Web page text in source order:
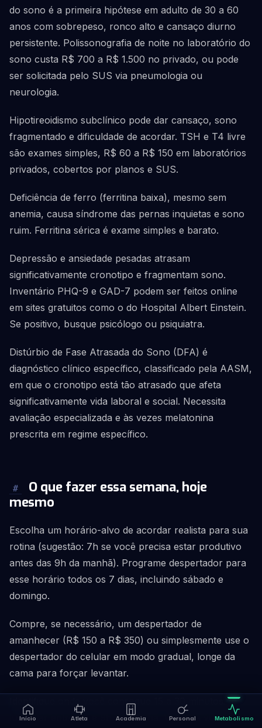
do sono é a primeira hipótese em adulto de 30 a 60
anos com sobrepeso, ronco alto e cansaço diurno
persistente. Polissonografia de noite no laboratório do
sono custa R$ 700 a R$ 1.500 no privado, ou pode
ser solicitada pelo SUS via pneumologia ou
neurologia.
Hipotireoidismo subclínico pode dar cansaço, sono
fragmentado e dificuldade de acordar. TSH e T4 livre
são exames simples, R$ 60 a R$ 150 em laboratórios
privados, cobertos por planos e SUS.
Deficiência de ferro (ferritina baixa), mesmo sem
anemia, causa síndrome das pernas inquietas e sono
ruim. Ferritina sérica é exame simples e barato.
Depressão e ansiedade pesadas atrasam
significativamente cronotipo e fragmentam sono.
Inventário PHQ-9 e GAD-7 podem ser feitos online
em sites gratuitos como o do Hospital Albert Einstein.
Se positivo, busque psicólogo ou psiquiatra.
Distúrbio de Fase Atrasada do Sono (DFA) é
diagnóstico clínico específico, classificado pela AASM,
em que o cronotipo está tão atrasado que afeta
significativamente vida laboral e social. Necessita
avaliação especializada e às vezes melatonina
prescrita em regime específico.
#
O que fazer essa semana, hoje
mesmo
Escolha um horário-alvo de acordar realista para sua
rotina (sugestão: 7h se você precisa estar produtivo
antes das 9h da manhã). Programe despertador para
esse horário todos os 7 dias, incluindo sábado e
domingo.
Compre, se necessário, um despertador de
amanhecer (R$ 150 a R$ 350) ou simplesmente use o
despertador do celular em modo gradual, longe da
cama para forçar levantar.
Identifique onde você consegue 15 a 30 minutos de
luz solar entre 7h e 9h da manhã. Varanda voltada
Início Atleta Academia Personal Metabolismo